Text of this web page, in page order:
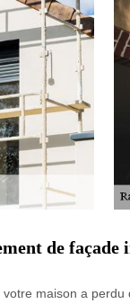
de façade
maison a